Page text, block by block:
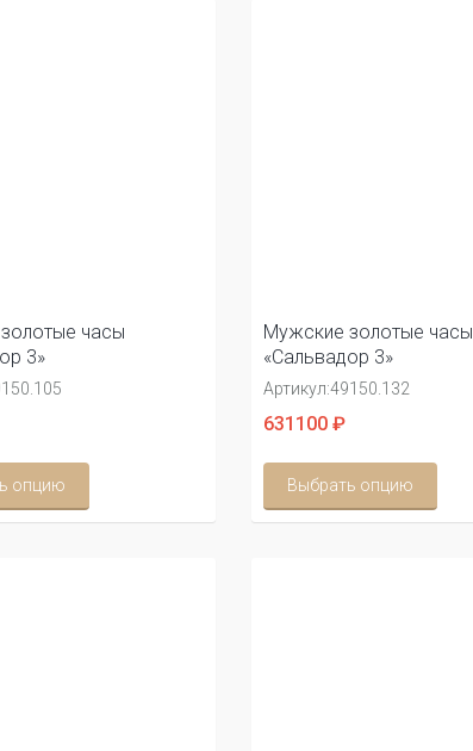
часы
3»
опцию
Мужские золотые часы
«Сальвадор 3»
Артикул:49150.132
631100 ₽
Выбрать опцию